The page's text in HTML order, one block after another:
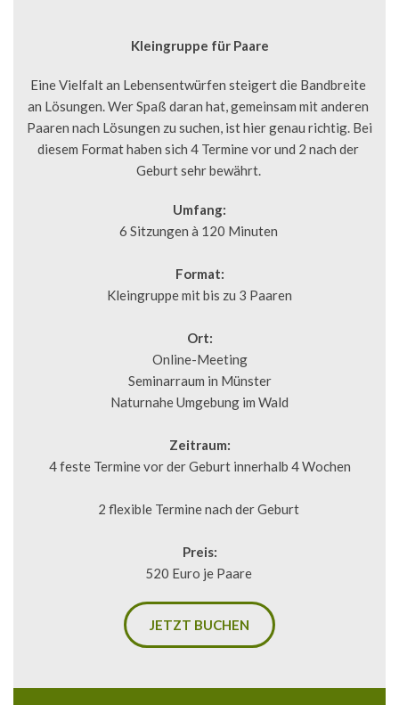
Kleingruppe für Paare
Eine Vielfalt an Lebensentwürfen steigert die Bandbreite
an Lösungen. Wer Spaß daran hat, gemeinsam mit anderen
Paaren nach Lösungen zu suchen, ist hier genau richtig. Bei
diesem Format haben sich 4 Termine vor und 2 nach der
Geburt sehr bewährt.
Umfang:
6 Sitzungen à 120 Minuten
Format:
Kleingruppe mit bis zu 3 Paaren
Ort:
Online-Meeting
Seminarraum in Münster
Naturnahe Umgebung im Wald
Zeitraum:
4 feste Termine vor der Geburt innerhalb 4 Wochen
2 flexible Termine nach der Geburt
Preis:
520 Euro je Paare
JETZT BUCHEN